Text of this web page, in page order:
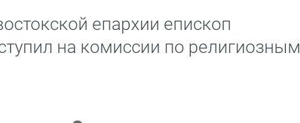
епархии епископ
на комиссии по религиозным